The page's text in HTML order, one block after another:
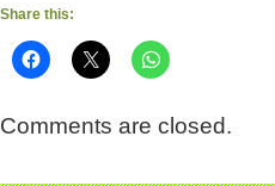
Share this:
Comments are closed.